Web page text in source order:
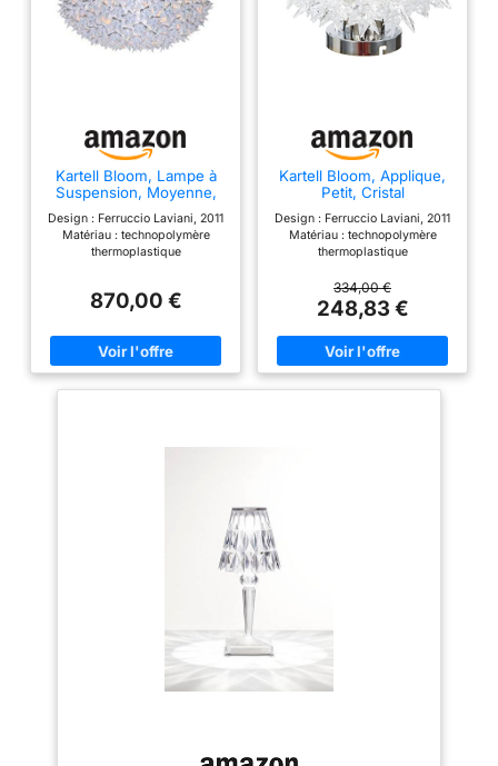
Kartell Bloom, Lampe à
Suspension, Moyenne,
Design : Ferruccio Laviani, 2011
Matériau : technopolymère
thermoplastique
x 35 x 45 ÷ 235 cm IP20 ; 220 -
ampoules G9 x 4,5 W Led
870,00 €
Kartell Bloom, Applique,
Petit, Cristal
Design : Ferruccio Laviani, 2011
Matériau : technopolymère
thermoplastique
de couleur de masse Taille : 28
x 22 cm IP20 ; 220 - 240 V ; G9
2700°K Lot de 3 ampoules G9 x
4,5 W Led
334,00 €
248,83 €